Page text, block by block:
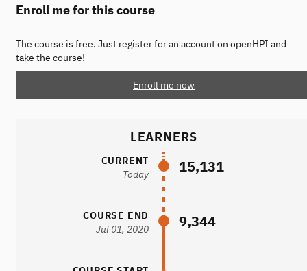
Enroll me for this course
The course is free. Just register for an account on openHPI and
take the course!
Enroll me now
LEARNERS
CURRENT
Today
15,131
COURSE END
Jul 01, 2020
9,344